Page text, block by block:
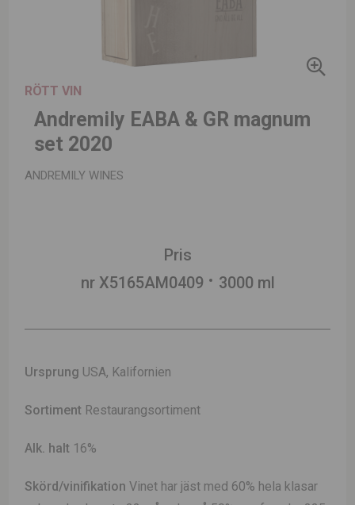
RÖTT VIN
Andremily EABA & GR magnum
set 2020
ANDREMILY WINES
Pris
nr X5165AM0409
3000 ml
Ursprung USA, Kalifornien
Sortiment Restaurangsortiment
Alk. halt 16%
Skörd/vinifikationVinet har jäst med 60% hela klasar